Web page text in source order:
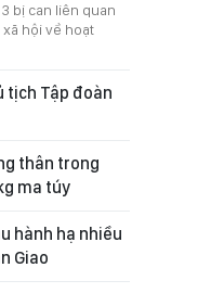
bị can liên quan
hội về hoạt
tịch Tập đoàn
thân trong
ma túy
hành hạ nhiều
Giao